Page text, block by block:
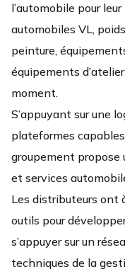
l’automobile pour
automobiles VL,
peinture,
équipements
moment.
S’appuyant sur une
plateformes
groupement propose
et services
Les distributeurs ont
outils pour
s’appuyer sur un
techniques de la